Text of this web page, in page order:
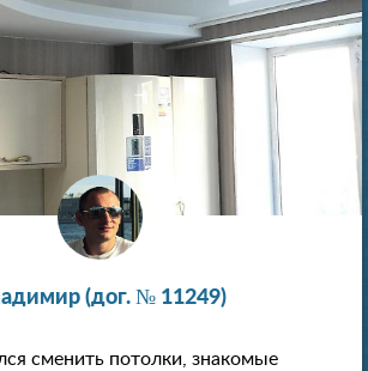
(дог. № 11249)
сменить потолки, знакомые